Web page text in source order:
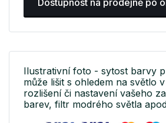
Ilustrativní foto - sytost barvy
může lišit s ohledem na světlo
rozlišení či nastavení vašeho
barev, filtr modrého světla